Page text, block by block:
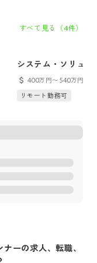
すべて見る（4件）
システム・ソリュ
CS（エンタメ業界
400万円〜540万円
リモート勤務可
ナーの求人、転職、